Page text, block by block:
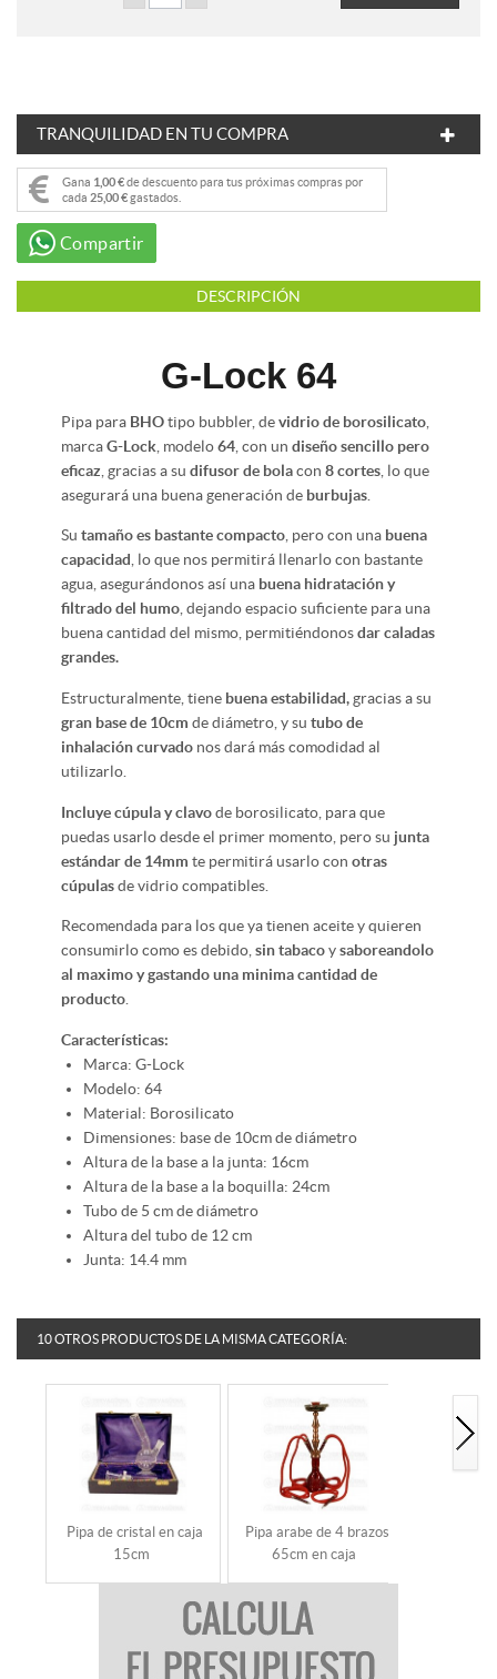
TRANQUILIDAD EN TU COMPRA
Gana 1,00 €de descuento para tus próximas compras por
cada 25,00 €gastados.
Compartir
DESCRIPCIÓN
G-Lock 64
Pipa para BHOtipo bubbler, devidrio de borosilicato
marcaG-Lock , modelo64 , con un diseño sencillo pero
eficaz , gracias a su difusor de bolacon 8 cortes , lo que
asegurará una buena generación de burbujas
Su tamaño es bastante compacto, pero con una buena
capacidad, lo que nos permitirá llenarlo con bastante
agua, asegurándonos así una buena hidratación y
filtrado del humo, dejando espacio suficiente para una
buena cantidad del mismo, permitiéndonosdar caladas
grandes.
Estructuralmente, tiene buena estabilidad,gracias a su
gran base de 10cm de diámetro, y su tubo de
inhalación curvado nos dará más comodidad al
utilizarlo.
Incluye cúpula y clavode borosilicato, para que
puedas usarlo desde el primer momento, pero su junta
estándar de 14mm te permitirá usarlo con otras
cúpulasde vidrio compatibles.
Recomendada para los que ya tienen aceite y quieren
consumirlo como es debido,sin tabacoysaboreandolo
al maximo y gastando una minima cantidad de
producto.
Características:
Marca: G-Lock
Modelo: 64
Material: Borosilicato
Dimensiones: base de 10cm de diámetro
Altura de la base a la junta: 16cm
Altura de la base a la boquilla: 24cm
Tubo de 5 cm de diámetro
Altura del tubo de 12 cm
Junta: 14.4 mm
10 OTROS PRODUCTOS DE LA MISMA CATEGORÍA:
Pipa de cristal en caja
15cm
Pipa arabe de 4 brazos
65cm en caja